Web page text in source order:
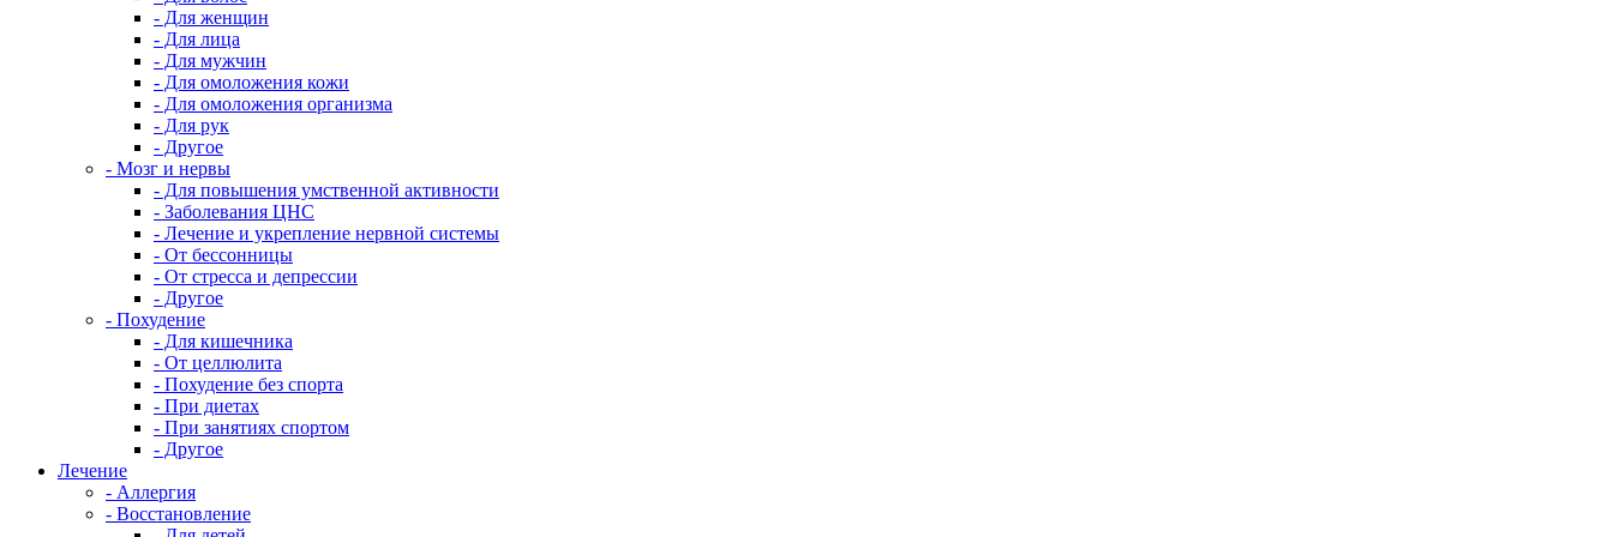
- Для женщин
- Для лица
- Для мужчин
- Для омоложения кожи
- Для омоложения организма
- Для рук
- Другое
- Мозг и нервы
- Для повышения умственной активности
- Заболевания ЦНС
- Лечение и укрепление нервной системы
- От бессонницы
- От стресса и депрессии
- Другое
- Похудение
- Для кишечника
- От целлюлита
- Похудение без спорта
- При диетах
- При занятиях спортом
- Другое
Лечение
- Аллергия
- Восстановление